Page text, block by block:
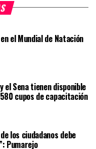
el Mundial de Natación
el Sena tienen disponible
cupos de capacitación
los ciudadanos debe
Pumarejo